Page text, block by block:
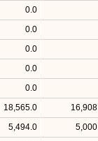
0.0
0.0
0.0
0.0
0.0
16,908
18,565.0
5,000
5,494.0